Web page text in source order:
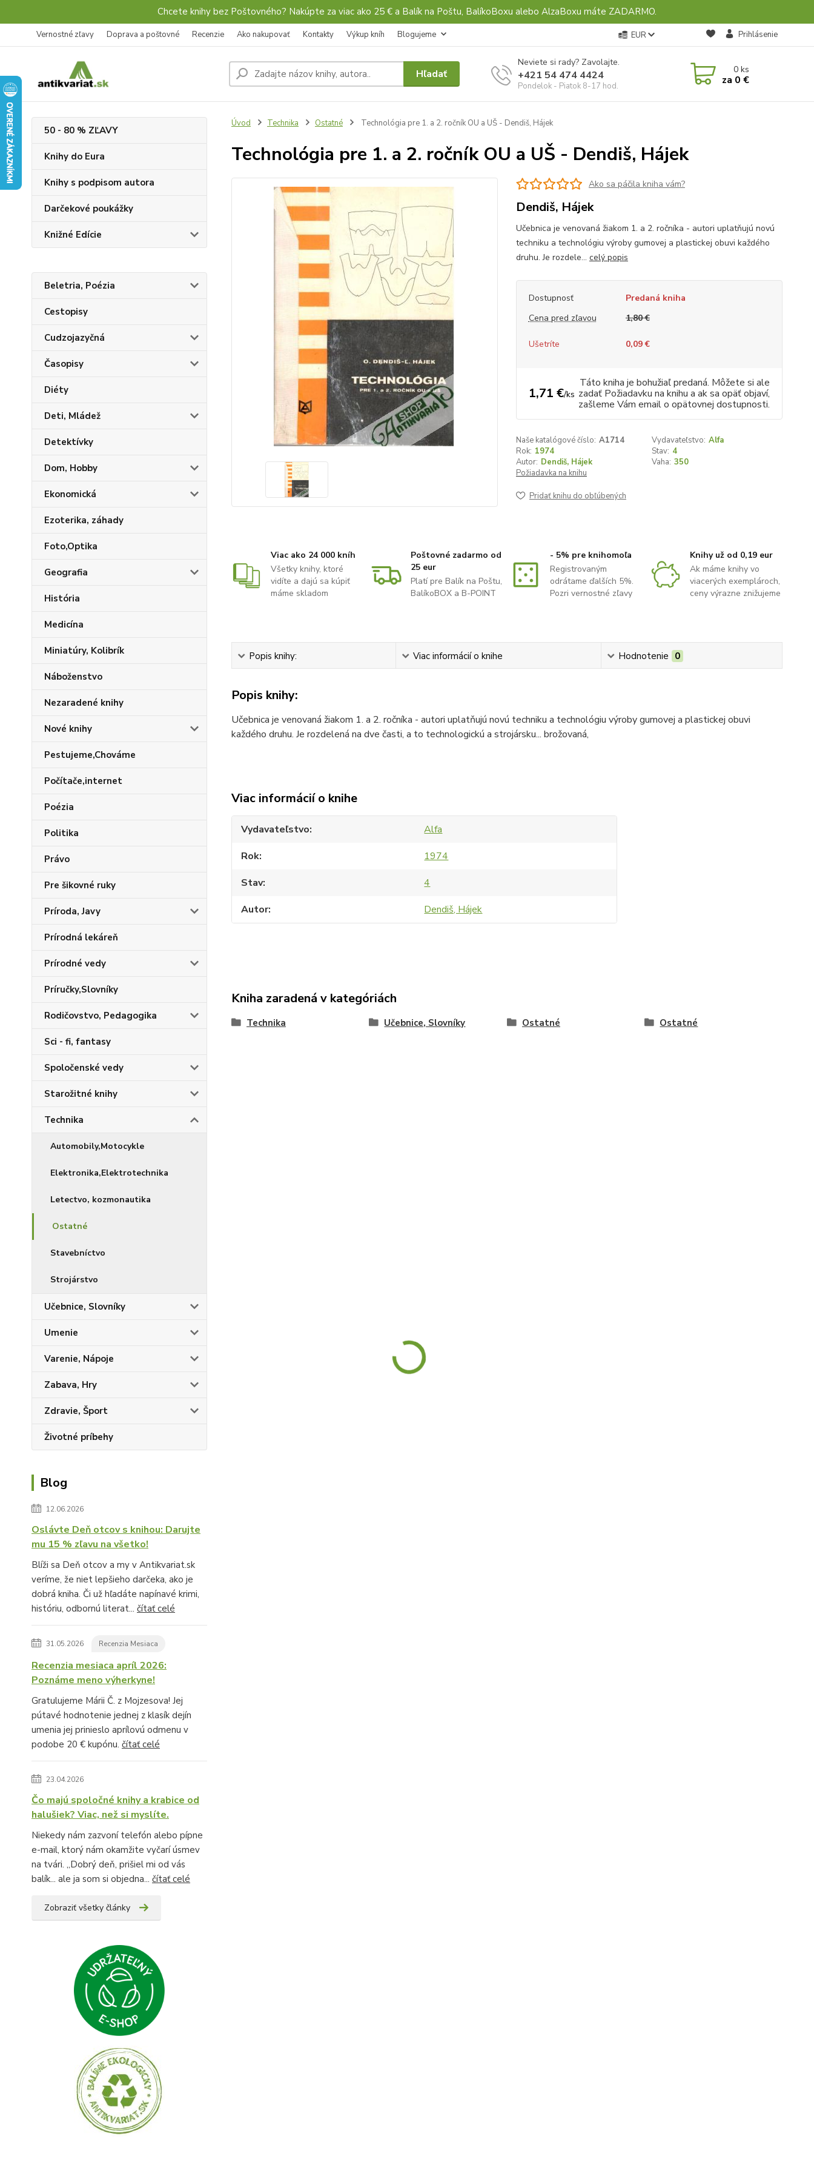
Chcete knihy bez Poštovného? Nakúpte za viac ako 25 € a Balík na Poštu, BalíkoBoxu alebo AlzaBoxu máte ZADARMO.
Vernostné zľavy Doprava a poštovné Recenzie Ako nakupovať Kontakty Výkup kníh Blogujeme EUR Prihlásenie
Hľadať
Neviete si rady? Zavolajte.
+421 54 474 4424
Pondelok - Piatok 8-17 hod.
0ks
za 0 €
50 - 80 % ZĽAVY
Knihy do Eura
Knihy s podpisom autora
Darčekové poukážky
Knižné Edície
Beletria, Poézia
Cestopisy
Cudzojazyčná
Časopisy
Diéty
Deti, Mládež
Detektívky
Dom, Hobby
Ekonomická
Ezoterika, záhady
Foto,Optika
Geografia
História
Medicína
Miniatúry, Kolibrík
Náboženstvo
Nezaradené knihy
Nové knihy
Pestujeme,Chováme
Počítače,internet
Poézia
Politika
Právo
Pre šikovné ruky
Príroda, Javy
Prírodná lekáreň
Prírodné vedy
Príručky,Slovníky
Rodičovstvo, Pedagogika
Sci - fi, fantasy
Spoločenské vedy
Starožitné knihy
Technika
Automobily,Motocykle
Elektronika,Elektrotechnika
Letectvo, kozmonautika
Ostatné
Stavebníctvo
Strojárstvo
Učebnice, Slovníky
Umenie
Varenie, Nápoje
Zabava, Hry
Zdravie, Šport
Životné príbehy
Blog
12.06.2026
Oslávte Deň otcov s knihou: Darujte
mu 15 % zľavu na všetko!
Blíži sa Deň otcov a my v Antikvariat.sk
veríme, že niet lepšieho darčeka, ako je
dobrá kniha. Či už hľadáte napínavé krimi,
históriu, odbornú literat... čítať celé
31.05.2026 Recenzia Mesiaca
Recenzia mesiaca apríl 2026:
Poznáme meno výherkyne!
Gratulujeme Márii Č. z Mojzesova! Jej
pútavé hodnotenie jednej z klasík dejín
umenia jej prinieslo aprílovú odmenu v
podobe 20 € kupónu. čítať celé
23.04.2026
Čo majú spoločné knihy a krabice od
halušiek? Viac, než si myslíte.
Niekedy nám zazvoní telefón alebo pípne
e-mail, ktorý nám okamžite vyčarí úsmev
na tvári. „Dobrý deň, prišiel mi od vás
balík... ale ja som si objedna... čítať celé
Zobraziť všetky články
Úvod Technika Ostatné Technológia pre 1. a 2. ročník OU a UŠ - Dendiš, Hájek
Technológia pre 1. a 2. ročník OU a UŠ - Dendiš, Hájek
Ako sa páčila kniha vám?
Dendiš, Hájek
Učebnica je venovaná žiakom 1. a 2. ročníka - autori uplatňujú novú
techniku a technológiu výroby gumovej a plastickej obuvi každého
druhu. Je rozdele... celý popis
Dostupnosť
Predaná kniha
Cena pred zľavou
1,80 €
Ušetríte 0,09 €
1,71 €/ks
Táto kniha je bohužiaľ predaná. Môžete si ale
zadať Požiadavku na knihu a ak sa opäť objaví,
zašleme Vám email o opätovnej dostupnosti.
Naše katalógové číslo: A1714 Vydavateľstvo: Alfa
Rok: 1974 Stav: 4
Autor: Dendiš, Hájek Vaha: 350
Požiadavka na knihu
Pridať knihu do obľúbených
Viac ako 24 000 kníh
Všetky knihy, ktoré
vidíte a dajú sa kúpiť
máme skladom
Poštovné zadarmo od
25 eur
Platí pre Balík na Poštu,
BalíkoBOX a B-POINT
- 5% pre knihomoľa
Registrovaným
odrátame ďalších 5%.
Pozri vernostné zľavy
Knihy už od 0,19 eur
Ak máme knihy vo
viacerých exemplároch,
ceny výrazne znižujeme
Popis knihy: Viac informácií o knihe Hodnotenie 0
Popis knihy:
Učebnica je venovaná žiakom 1. a 2. ročníka - autori uplatňujú novú techniku a technológiu výroby gumovej a plastickej obuvi
každého druhu. Je rozdelená na dve časti, a to technologickú a strojársku... brožovaná,
Viac informácií o knihe
Vydavateľstvo
Alfa
Rok
1974
Stav
4
Autor
Dendiš, Hájek
Kniha zaradená v kategóriách
Technika Učebnice, Slovníky Ostatné Ostatné